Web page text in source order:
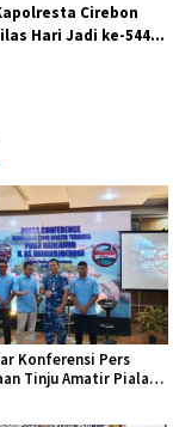
Cirebon
Hari Jadi ke-544,
Konferensi Pers
Tinju Amatir Piala